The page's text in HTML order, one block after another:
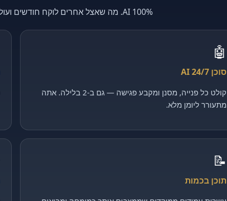
100% AI. מה שאצל אחרים לוקח חודשים ועולה הון — אצלנו מהיר, מדיד וזול יותר.
🤖
סוכן AI 24/7
קולט כל פנייה, מסנן ומקבע פגישה — גם ב-2 בלילה. אתה
מתעורר ליומן מלא.
📝
תוכן בכמות